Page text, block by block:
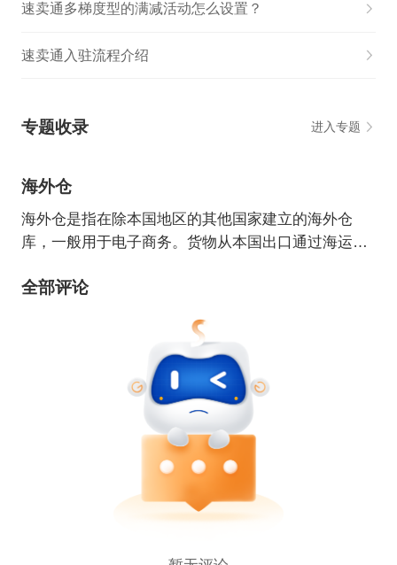
速卖通多梯度型的满减活动怎么设置？
速卖通入驻流程介绍
专题收录 进入专题
海外仓
海外仓是指在除本国地区的其他国家建立的海外仓
库，一般用于电子商务。货物从本国出口通过海运、
下单购买所需物品，卖家只需在网上操作，对海外的
出，大大缩短了从本国发货物流所需要的时间。
全部评论